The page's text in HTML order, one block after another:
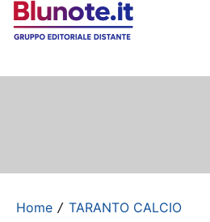
Home / TARANTO CALCIO